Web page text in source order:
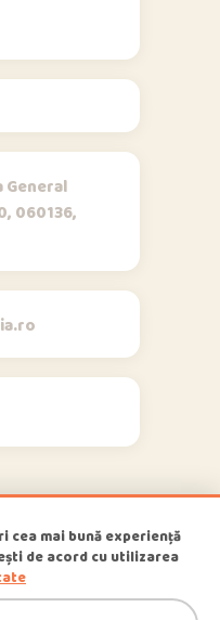
General
060136,
, All Rights
mai bună experiență
de acord cu utilizarea